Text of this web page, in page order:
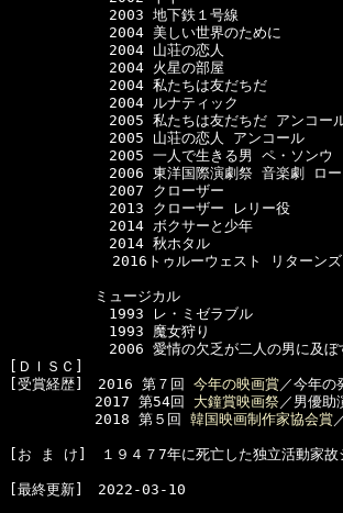
2003 地下鉄１号線
2004 美しい世界のために
2004 山荘の恋人
2004 火星の部屋
2004 私たちは友だちだ
2004 ルナティック
2005 私たちは友だちだ アンコー
2005 山荘の恋人 アンコール
2005 一人で生きる男 ペ・ソンウ
2006 東洋国際演劇祭 音楽劇 ロー
2007 クローザー
2013 クローザー レリー役
2014 ボクサーと少年
2014 秋ホタル
　　　　　　2016トゥルーウェスト リターン
ミュージカル
1993 レ・ミゼラブル
1993 魔女狩り
2006 愛情の欠乏が二人の男に及ぼ
[ＤＩＳＣ]
[受賞経歴]　2016 第７回 今年の映画賞／今年の
2017 第54回 大鐘賞映画祭／男優助
2018 第５回 韓国映画制作家協会賞
[お ま け]　１９４７7年に死亡した独立活動家故
[最終更新]　2022-03-10